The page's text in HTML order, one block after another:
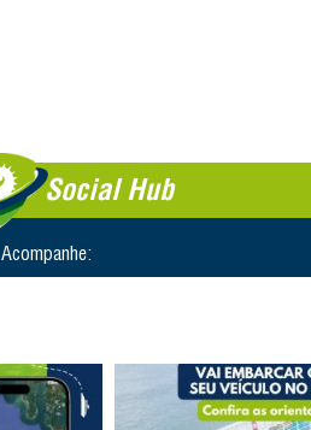
Social Hub
Acompanhe: